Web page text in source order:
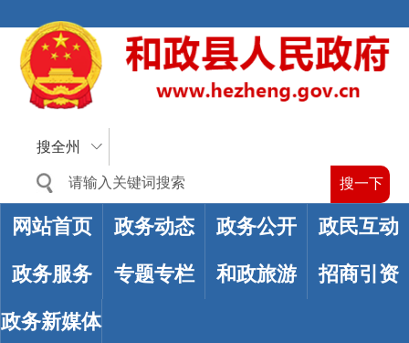
搜全州
网站首页 政务动态 政务公开 政民互动
政务服务 专题专栏 和政旅游 招商引资
政务新媒体